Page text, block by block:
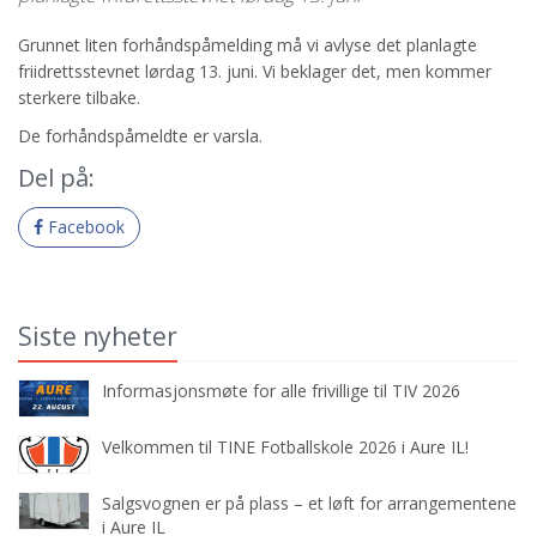
Grunnet liten forhåndspåmelding må vi avlyse det planlagte
friidrettsstevnet lørdag 13. juni. Vi beklager det, men kommer
sterkere tilbake.
De forhåndspåmeldte er varsla.
Del på:
Facebook
Siste nyheter
Informasjonsmøte for alle frivillige til TIV 2026
Velkommen til TINE Fotballskole 2026 i Aure IL!
Salgsvognen er på plass – et løft for arrangementene
i Aure IL